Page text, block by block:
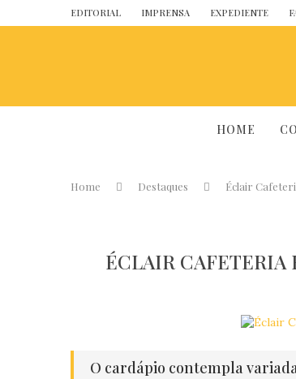
EDITORIAL IMPRENSA EXPEDIENTE
HOME
Home Destaques Éclair
ÉCLAIR CAFETERIA
O cardápio contempla